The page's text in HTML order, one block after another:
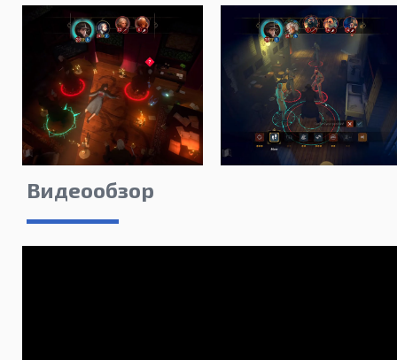
Видеообзор